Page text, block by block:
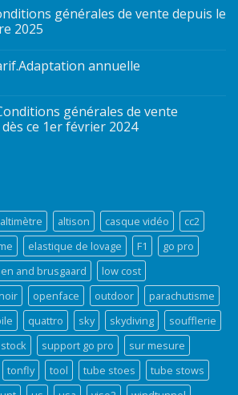
générales de vente depuis le
2025
annuelle
générales de vente
ce 1er février 2024
altimètre altison casque vidéo
cc2
elastique de lovage F1
go pro
and brusgaard
low cost
openface outdoor
parachutisme
quattro sky skydiving
soufflerie
stock support go pro
sur mesure
tonfly tool tube stoes
tube stows